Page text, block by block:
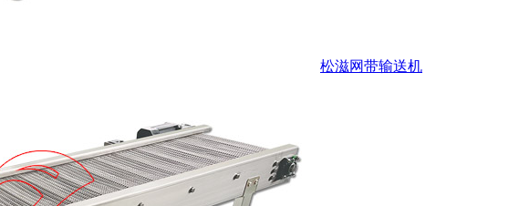
松滋网带输送机